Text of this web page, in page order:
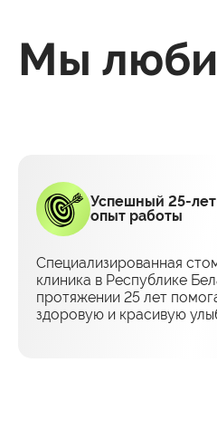
Мы
Успешный 25-
опыт работы
Специализированная
клиника в Республике
протяжении 25 лет
здоровую и красивую